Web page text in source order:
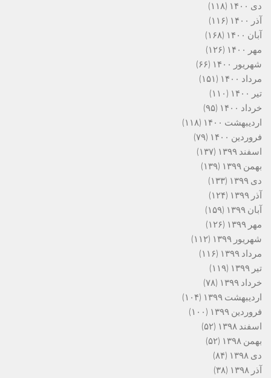
دی ۱۴۰۰
(۱۱۸)
آذر ۱۴۰۰
(۱۱۶)
آبان ۱۴۰۰
(۱۶۸)
مهر ۱۴۰۰
(۱۲۶)
شهریور ۱۴۰۰
(۶۶)
مرداد ۱۴۰۰
(۱۵۱)
تیر ۱۴۰۰
(۱۱۰)
خرداد ۱۴۰۰
(۹۵)
اردیبهشت ۱۴۰۰
(۱۱۸)
فروردین ۱۴۰۰
(۷۹)
اسفند ۱۳۹۹
(۱۳۷)
بهمن ۱۳۹۹
(۱۳۹)
دی ۱۳۹۹
(۱۳۳)
آذر ۱۳۹۹
(۱۲۴)
آبان ۱۳۹۹
(۱۵۹)
مهر ۱۳۹۹
(۱۲۶)
شهریور ۱۳۹۹
(۱۱۲)
مرداد ۱۳۹۹
(۱۱۶)
تیر ۱۳۹۹
(۱۱۹)
خرداد ۱۳۹۹
(۷۸)
اردیبهشت ۱۳۹۹
(۱۰۴)
فروردین ۱۳۹۹
(۱۰۰)
اسفند ۱۳۹۸
(۵۲)
بهمن ۱۳۹۸
(۵۲)
دی ۱۳۹۸
(۸۴)
آذر ۱۳۹۸
(۳۸)